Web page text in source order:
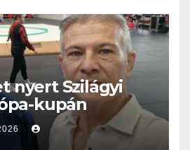
nyert Szilágyi
kupán